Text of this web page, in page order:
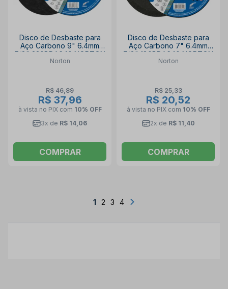
Disco de Desbaste para
Aço Carbono 9" 6.4mm
7/8" 230BDA640 NORTON
Norton
R$ 46,89
R$ 37,96
à vista no PIX com 10% OFF
3x de R$ 14,06
COMPRAR
Disco de Desbaste para
Aço Carbono 7" 6.4mm
7/8" 180BDA640 NORTON
Norton
R$ 25,33
R$ 20,52
à vista no PIX com 10% OFF
2x de R$ 11,40
COMPRAR
1 2 3 4